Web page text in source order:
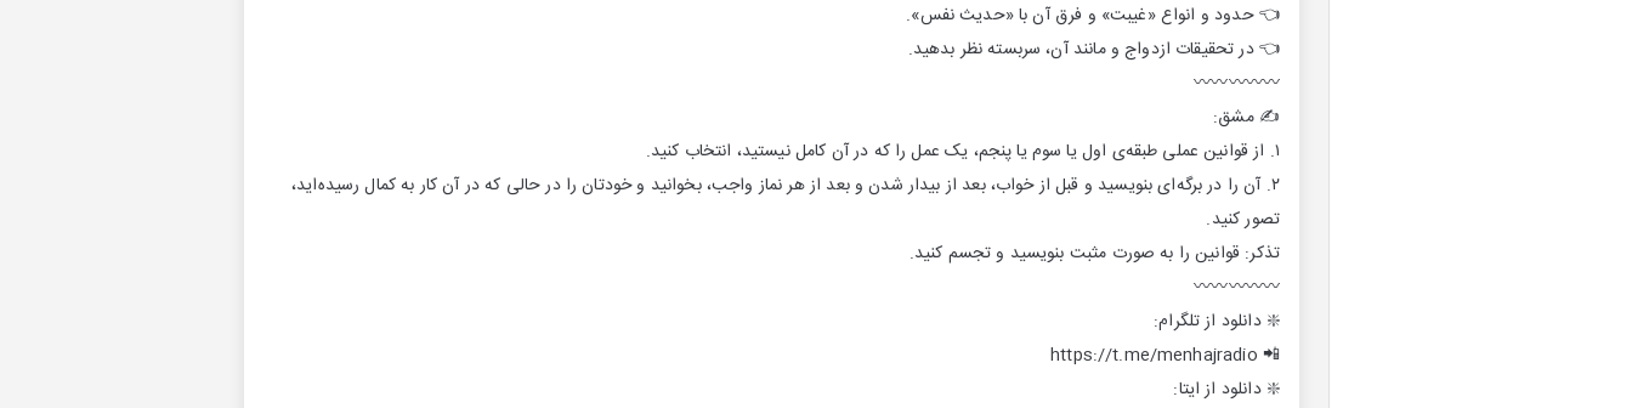
👈 حدود و انواع «غیبت» و فرق آن با «حدیث نفس».
👈 در تحقیقات ازدواج و مانند آن، سربسته نظر بدهید.
〰️〰️〰️〰️〰️
✍️ مشق:
۱. از قوانین عملی طبقه‌ی اول یا سوم یا پنجم، یک عمل را که در آن کامل نیستید، انتخاب کنید.
۲. آن را در برگه‌ای بنویسید و قبل از خواب، بعد از بیدار شدن و بعد از هر نماز واجب، بخوانید و خودتان را در حالی که در آن کار به کمال رسیده‌اید،
تصور کنید‌.
تذکر: قوانین را به صورت مثبت بنویسید و تجسم کنید.
〰️〰️〰️〰️〰️
❇️ دانلود از تلگرام:
📲 https://t.me/menhajradio
❇️ دانلود از ایتا: